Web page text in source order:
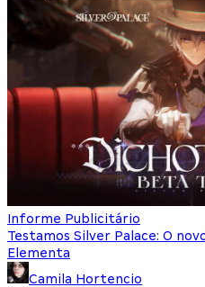
Informe Publicitário
Testamos Silver Palace: O
Elementa
Camila Hortencio